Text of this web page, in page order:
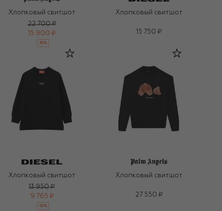
Хлопковый свитшот
22 700 ₽
15 900 ₽
-30%
Хлопковый свитшот
15 750 ₽
Хлопковый свитшот
13 950 ₽
9 765 ₽
-30%
Хлопковый свитшот
27 550 ₽